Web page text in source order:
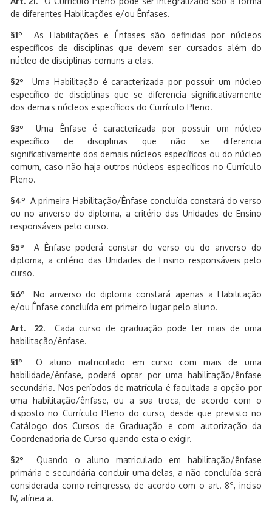
de diferentes Habilitações e/ou Ênfases.
§1ºAs Habilitações e Ênfases são definidas por núcleos
específicos de disciplinas que devem ser cursados além do
núcleo de disciplinas comuns a elas.
§2º Uma Habilitação é caracterizada por possuir um núcleo
específico de disciplinas que se diferencia significativamente
dos demais núcleos específicos do Currículo Pleno.
§3ºUma Ênfase é caracterizada por possuir um núcleo
específico de disciplinas que não se diferencia
significativamente dos demais núcleos específicos ou do núcleo
comum, caso não haja outros núcleos específicos no Currículo
Pleno.
§4ºA primeira Habilitação/Ênfase concluída constará do verso
ou no anverso do diploma, a critério das Unidades de Ensino
responsáveis pelo curso.
§5º A Ênfase poderá constar do verso ou do anverso do
diploma, a critério das Unidades de Ensino responsáveis pelo
curso.
§6ºNo anverso do diploma constará apenas a Habilitação
e/ou Ênfase concluída em primeiro lugar pelo aluno.
Art. 22. Cada curso de graduação pode ter mais de uma
habilitação/ênfase.
§1ºO aluno matriculado em curso com mais de uma
habilidade/ênfase, poderá optar por uma habilitação/ênfase
secundária. Nos períodos de matrícula é facultada a opção por
uma habilitação/ênfase, ou a sua troca, de acordo com o
disposto no Currículo Pleno do curso, desde que previsto no
Catálogo dos Cursos de Graduação e com autorização da
Coordenadoria de Curso quando esta o exigir.
§2ºQuando o aluno matriculado em habilitação/ênfase
primária e secundária concluir uma delas, a não concluída será
considerada como reingresso, de acordo com o art. 8º, inciso
IV, alínea a.